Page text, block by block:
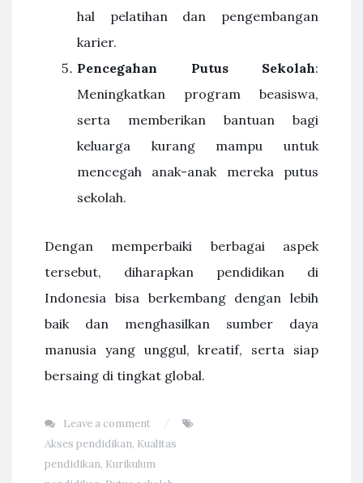
hal pelatihan dan pengembangan
karier.
Pencegahan Putus Sekolah:
Meningkatkan program beasiswa,
serta memberikan bantuan bagi
keluarga kurang mampu untuk
mencegah anak-anak mereka putus
sekolah.
Dengan memperbaiki berbagai aspek
tersebut, diharapkan pendidikan di
Indonesia bisa berkembang dengan lebih
baik dan menghasilkan sumber daya
manusia yang unggul, kreatif, serta siap
bersaing di tingkat global.
Leave a comment
Akses pendidikan, Kualitas
pendidikan, Kurikulum